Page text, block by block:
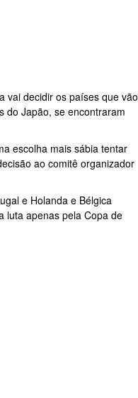
vai decidir os países que vão
do Japão, se encontraram
escolha mais sábia tentar
ao comitê organizador
e Holanda e Bélgica
luta apenas pela Copa de